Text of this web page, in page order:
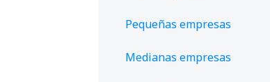
Pequeñas empresas
Medianas empresas